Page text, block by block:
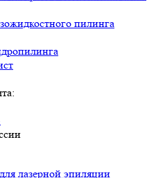
пилинга
лазерной эпиляции